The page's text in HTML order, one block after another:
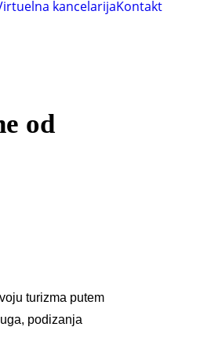
kancelarijaKontakt
od
turizma putem
podizanja